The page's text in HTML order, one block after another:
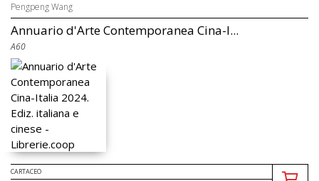
Pengpeng Wang
Annuario d'Arte Contemporanea Cina-I...
A60
CARTACEO